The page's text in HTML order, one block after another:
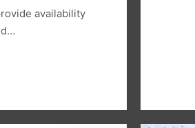
availability